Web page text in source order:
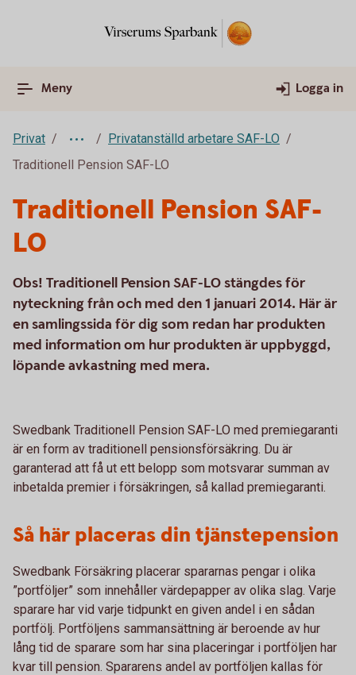
Meny Logga in
Privat
Privatanställd arbetare SAF-LO
Traditionell Pension SAF-LO
Traditionell Pension SAF-
LO
Obs! Traditionell Pension SAF-LO stängdes för
nyteckning från och med den 1 januari 2014. Här är
en samlingssida för dig som redan har produkten
med information om hur produkten är uppbyggd,
löpande avkastning med mera.
Swedbank Traditionell Pension SAF-LO med premiegaranti
är en form av traditionell pensionsförsäkring. Du är
garanterad att få ut ett belopp som motsvarar summan av
inbetalda premier i försäkringen, så kallad premiegaranti.
Så här placeras din tjänstepension
Swedbank Försäkring placerar spararnas pengar i olika
”portföljer” som innehåller värdepapper av olika slag. Varje
sparare har vid varje tidpunkt en given andel i en sådan
portfölj. Portföljens sammansättning är beroende av hur
lång tid de sparare som har sina placeringar i portföljen har
kvar till pension. Spararens andel av portföljen kallas för